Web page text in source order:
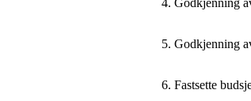
Godkjenning
Fastsette